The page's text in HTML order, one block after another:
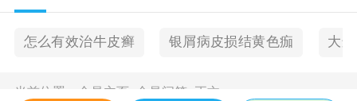
怎么有效治牛皮癣 银屑病皮损结黄色痂 大
当前位置： 金昌主页> 金昌问答> 正文